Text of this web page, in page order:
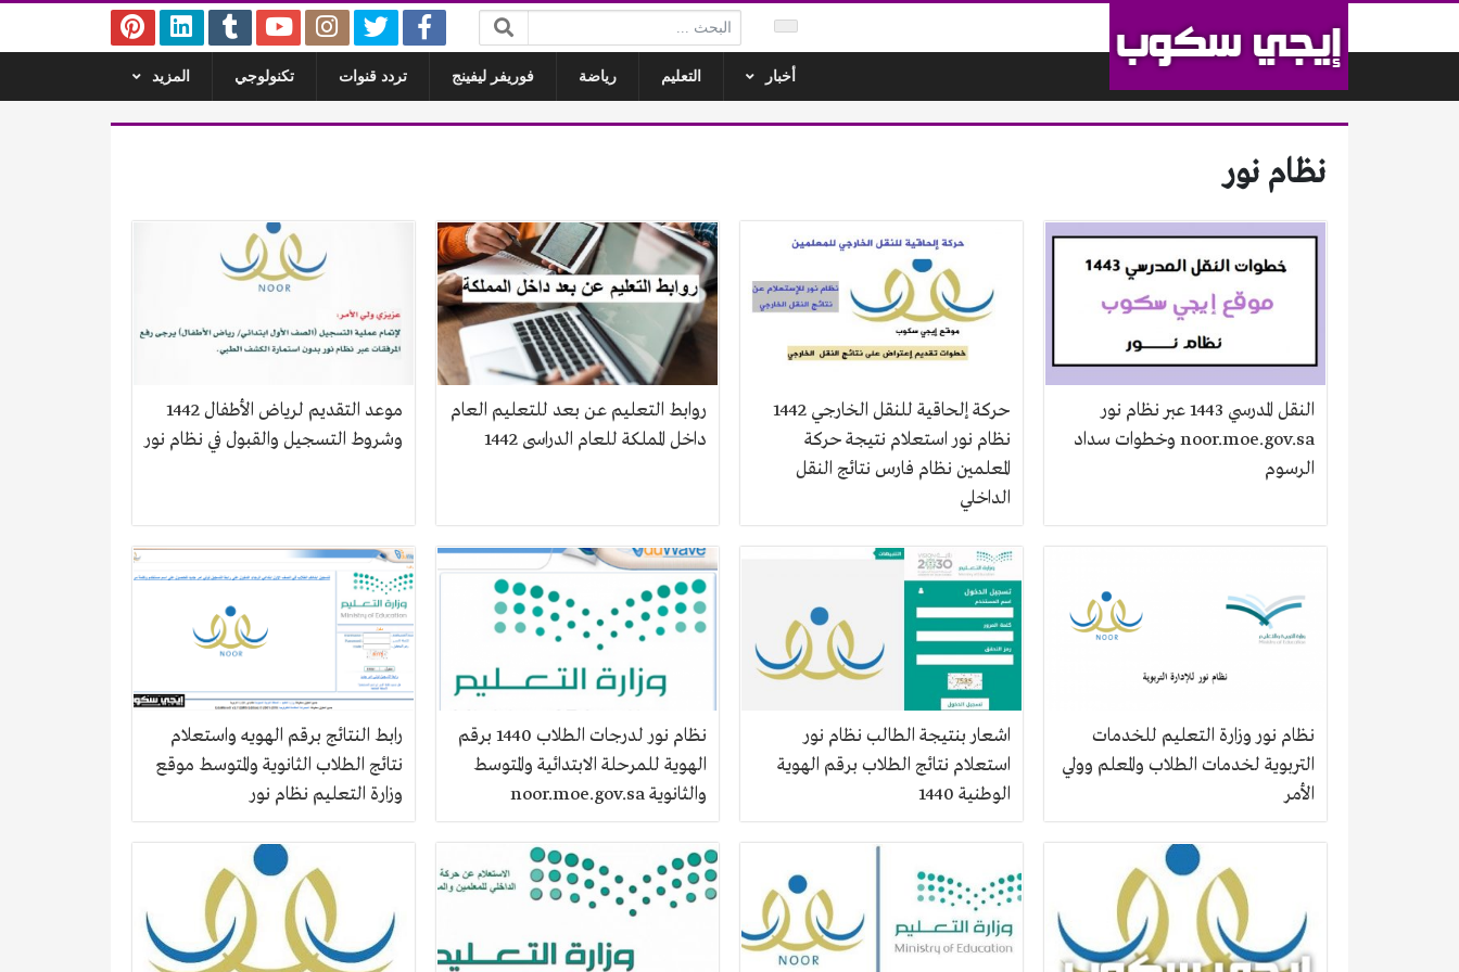
البحث:
أخبار التعليم رياضة فوريفر ليفينج تردد قنوات تكنولوجي المزيد
نظام نور
النقل المدرسي 1443 عبر نظام نور
noor.moe.gov.sa وخطوات سداد
الرسوم
حركة إلحاقية للنقل الخارجي 1442
نظام نور استعلام نتيجة حركة
المعلمين نظام فارس نتائج النقل
الداخلي
روابط التعليم عن بعد للتعليم العام
داخل المملكة للعام الدراسى 1442
موعد التقديم لرياض الأطفال 1442
وشروط التسجيل والقبول في نظام نور
نظام نور وزارة التعليم للخدمات
التربوية لخدمات الطلاب والمعلم وولي
الأمر
اشعار بنتيجة الطالب نظام نور
استعلام نتائج الطلاب برقم الهوية
الوطنية 1440
نظام نور لدرجات الطلاب 1440 برقم
الهوية للمرحلة الابتدائية والمتوسط
والثانوية noor.moe.gov.sa
رابط النتائج برقم الهويه واستعلام
نتائج الطلاب الثانوية والمتوسط موقع
وزارة التعليم نظام نور